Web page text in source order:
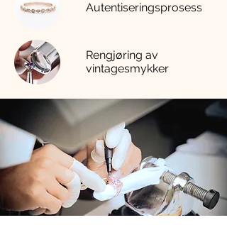
Autentiseringsprosess
Rengjøring av
vintagesmykker